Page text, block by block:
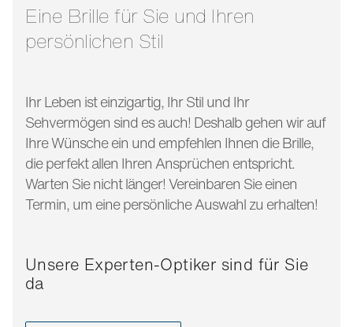
Eine Brille für Sie und Ihren
persönlichen Stil
Ihr Leben ist einzigartig, Ihr Stil und Ihr
Sehvermögen sind es auch! Deshalb gehen wir auf
Ihre Wünsche ein und empfehlen Ihnen die Brille,
die perfekt allen Ihren Ansprüchen entspricht.
Warten Sie nicht länger! Vereinbaren Sie einen
Termin, um eine persönliche Auswahl zu erhalten!
Unsere Experten-Optiker sind für Sie
da